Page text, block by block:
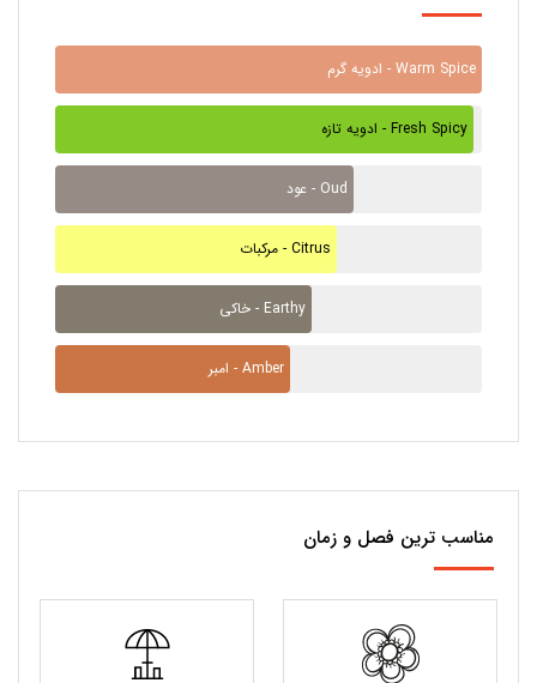
ادویه گرم - Warm Spice
ادویه تازه - Fresh Spicy
عود - Oud
مرکبات - Citrus
خاکی - Earthy
امبر - Amber
مناسب ترین فصل و زمان